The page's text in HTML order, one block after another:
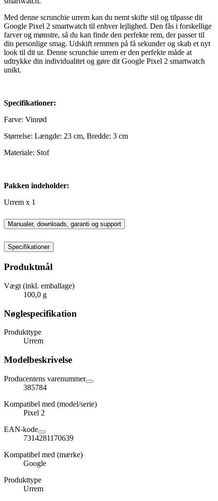
Med denne scrunchie urrem kan du nemt skifte stil og tilpasse dit
Google Pixel 2 smartwatch til enhver lejlighed. Den fås i forskellige
farver og mønstre, så du kan finde den perfekte rem, der passer til
din personlige smag. Udskift remmen på få sekunder og skab et nyt
look til dit ur. Denne scrunchie urrem er den perfekte måde at
udtrykke din individualitet og gøre dit Google Pixel 2 smartwatch
unikt.
Specifikationer:
Farve: Vinrød
Størrelse: Længde: 23 cm, Bredde: 3 cm
Materiale: Stof
Pakken indeholder:
Urrem x 1
Manualer, downloads, garanti og support
Specifikationer
Produktmål
Vægt (inkl. emballage)
100,0 g
Nøglespecifikation
Produkttype
Urrem
Modelbeskrivelse
Producentens varenummer
385784
Kompatibel med (model/serie)
Pixel 2
EAN-kode
7314281170639
Kompatibel med (mærke)
Google
Produkttype
Urrem